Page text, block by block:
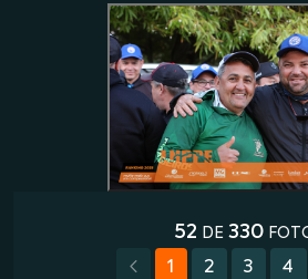
52 DE330
1 2 3 4